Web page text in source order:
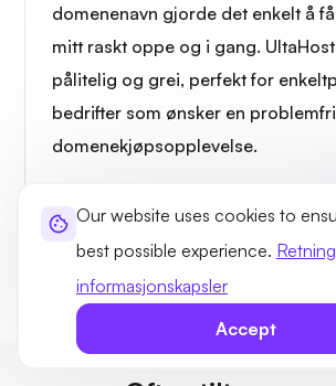
Our website uses cookies to
best possible experience.
informasjonskapsler
Accept
domenenavn gjorde det enkelt å
mitt raskt oppe og i gang.
pålitelig og grei, perfekt for
bedrifter som ønsker en problemfri
domenekjøpsopplevelse.
Grace T.
Canada